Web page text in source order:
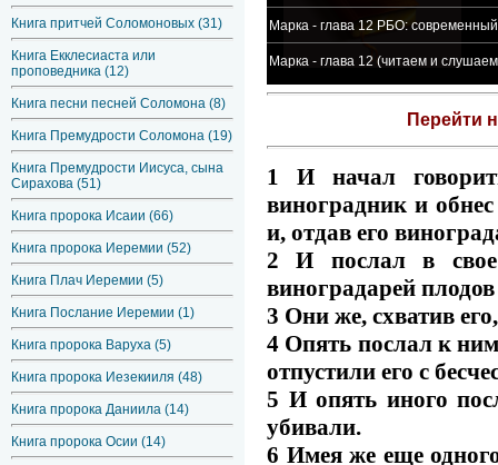
Книга притчей Соломоновых (31)
Книга Екклесиаста или
проповедника (12)
Книга песни песней Соломона (8)
Книга Премудрости Соломона (19)
Книга Премудрости Иисуса, сына
Сирахова (51)
Книга пророка Исаии (66)
Книга пророка Иеремии (52)
Книга Плач Иеремии (5)
Книга Послание Иеремии (1)
Книга пророка Варуха (5)
Книга пророка Иезекииля (48)
Книга пророка Даниила (14)
Книга пророка Осии (14)
Евангелие от Марка - глава 12 РБО:
Евангелие от Марка - глава 12 (читаем и
Перейти
1 И начал
виноградник и
и, отдав его
2 И послал в
виноградарей
3 Они же, схватив
4 Опять послал к
отпустили его с
5 И опять иного
убивали.
6 Имея же еще